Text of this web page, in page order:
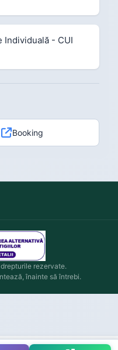
Individuală - CUI
Booking
rezervate.
înainte să întrebi.